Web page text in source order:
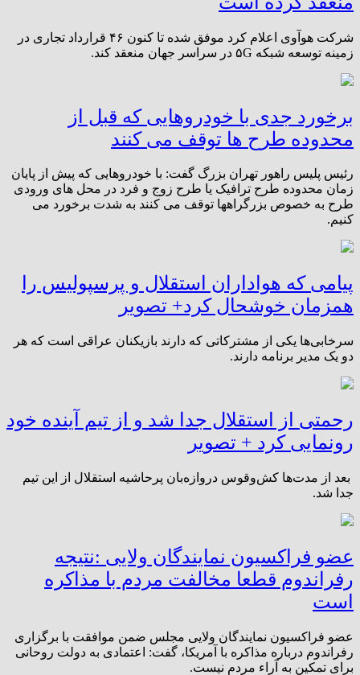
شرکت هوآوی اعلام کرد موفق شده‌ تا کنون ۴۶ قرارداد تجاری در
زمینه توسعه شبکه ۵G در سراسر جهان منعقد کند.
برخورد جدی با خودروهایی که قبل از
محدوده طرح ها توقف می کنند
رئیس پلیس راهور تهران بزرگ گفت: با خودروهایی که پیش از پایان
زمان محدوده طرح ترافیک یا طرح زوج و فرد در محل های ورودی
طرح به خصوص بزرگراهها توقف می کنند به شدت برخورد می
کنیم.
پیامی که هواداران استقلال و پرسپولیس را
همزمان خوشحال کرد+ تصویر
سرخابی‌ها یکی از مشترکاتی که دارند بازیکنان عراقی است که هر
دو یک مدیر برنامه دارند.
رحمتی از استقلال جدا شد و از تیم آینده خود
رونمایی کرد + تصویر
بعد از مدت‌ها کش‌وقوس دروازه‌بان پرحاشیه استقلال از این تیم
جدا شد.
عضو فراکسیون نمایندگان ولایی :نتیجه
رفراندوم قطعا مخالفت مردم با مذاکره
است
​عضو فراکسیون نمایندگان ولایی مجلس ضمن موافقت با برگزاری
رفراندوم درباره مذاکره با آمریکا، گفت: اعتمادی به دولت روحانی
برای تمکین به آراء مردم نیست.